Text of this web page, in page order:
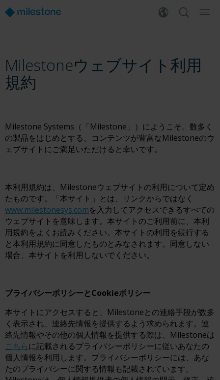
Milestoneウェブサイト利用
規約
Milestone Systems（「Milestone」）にようこそ。数多く
の製品をはじめとする、コンテンツが豊富なMilestoneのウ
ェブサイトにご満足いただけると幸いです。
本利用規約は、Milestoneウェブサイトの利用について定め
たものです。「本サイト」とは、リンクからではなく
www.milestonesys.comを入力してアクセスできるすべての
ウェブサイトを意味します。本サイトのご利用前に、本利
用規約をよくお読みください。本サイトの利用を続行する
と本利用規約に同意したものとみなされます。同意しない
場合、本サイトを利用しないでください。
プライバシーポリシーとCookieポリシー
本サイトにアクセスすると、Milestoneとの連絡手段が数多
く表示され、連絡先情報を提供するよう求められます。連
絡先情報やその他の個人情報を提供する際は、Milestoneは
こちらに記載されるプライバシーポリシーに従いあなたの
個人情報を利用します。プライバシーポリシーには、あな
たのプライバシーに関する情報も記載されています。